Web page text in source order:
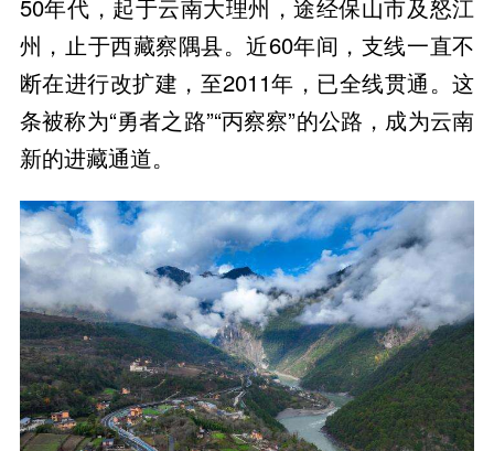
50年代，起于云南大理州，途经保山市及怒江
州，止于西藏察隅县。近60年间，支线一直不
断在进行改扩建，至2011年，已全线贯通。这
条被称为“勇者之路”“丙察察”的公路，成为云南
新的进藏通道。